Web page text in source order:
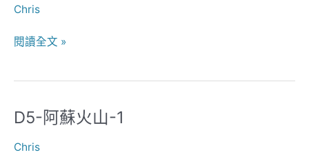
Chris
蘇
山-2
閱讀全文 »
D5-阿蘇火山-1
Chris
D5-
蘇